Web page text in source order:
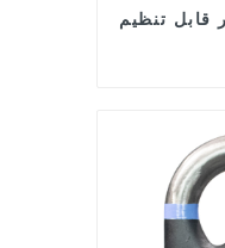
قابل تنظیم